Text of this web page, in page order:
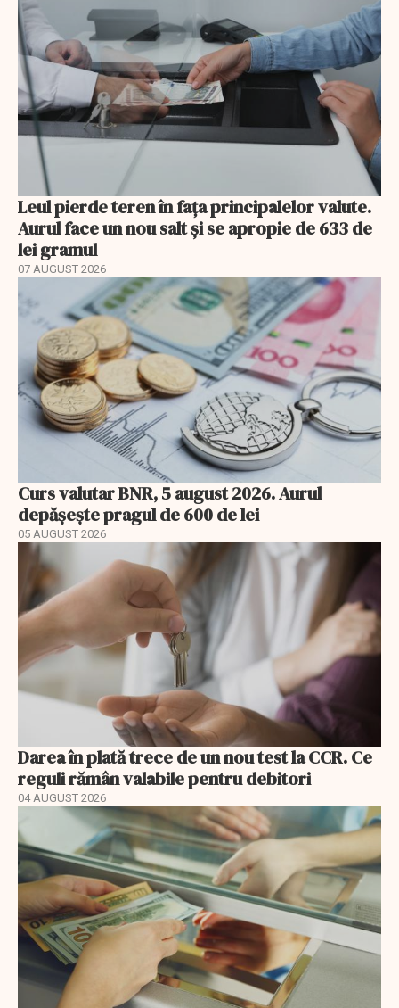
Leul pierde teren în fața principalelor valute.
Aurul face un nou salt și se apropie de 633 de
lei gramul
07 AUGUST 2026
Curs valutar BNR, 5 august 2026. Aurul
depășește pragul de 600 de lei
05 AUGUST 2026
Darea în plată trece de un nou test la CCR. Ce
reguli rămân valabile pentru debitori
04 AUGUST 2026